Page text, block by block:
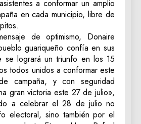
a conformar un amplio
en cada municipio, libre de
de optimismo, Donaire
guariqueño confía en sus
se logrará un triunfo en los 15
todos unidos a conformar este
campaña, y con seguridad
gran victoria este 27 de julio»,
a celebrar el 28 de julio no
electoral, sino también por el